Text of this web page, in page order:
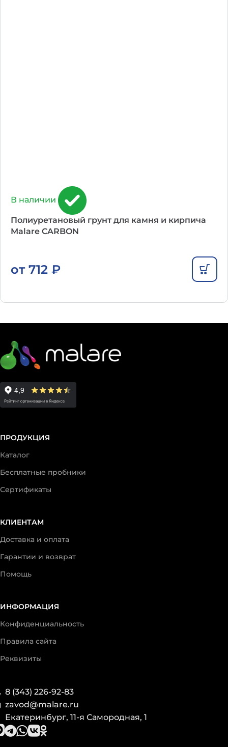
В наличии
Полиуретановый грунт для камня и кирпича
Malare CARBON
от 712 ₽
ПРОДУКЦИЯ
Каталог
Бесплатные пробники
Сертификаты
КЛИЕНТАМ
Доставка и оплата
Гарантии и возврат
Помощь
ИНФОРМАЦИЯ
Конфиденциальность
Правила сайта
Реквизиты
8 (343) 226-92-83
zavod@malare.ru
Екатеринбург, 11-я Самородная, 1